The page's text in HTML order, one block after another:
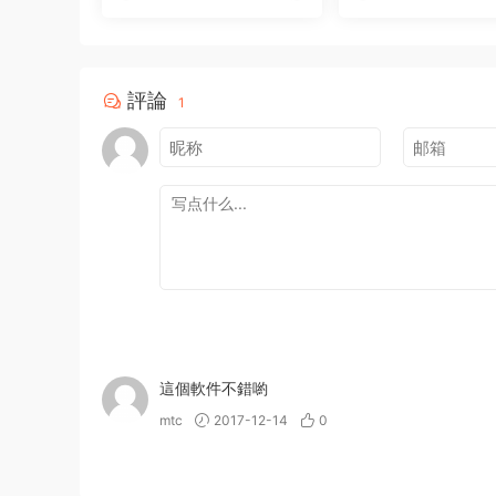
件
評論 1
這個軟件不錯喲
mtc 2017-12-14 0